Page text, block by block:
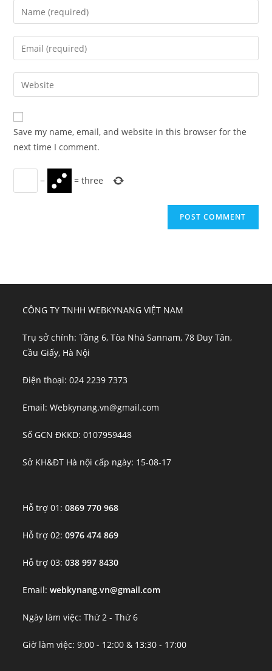
Enter
your
name
comment
Enter
your
email
address
comment
Enter
your
website
URL
(optional)
Save my name, email, and website in this browser for the
next time I comment.
− =three
CÔNG TY TNHH WEBKYNANG VIỆT NAM
Trụ sở chính: Tầng 6, Tòa Nhà Sannam, 78 Duy Tân,
Cầu Giấy, Hà Nội
Điện thoại: 024 2239 7373
Email: Webkynang.vn@gmail.com
Số GCN ĐKKD: 0107959448
Sở KH&ĐT Hà nội cấp ngày: 15-08-17
Hỗ trợ 01:0869 770 968
Hỗ trợ 02:0976 474 869
Hỗ trợ 03:038 997 8430
Email:webkynang.vn@gmail.com
Ngày làm việc: Thứ 2 - Thứ 6
Giờ làm việc: 9:00 - 12:00 & 13:30 - 17:00